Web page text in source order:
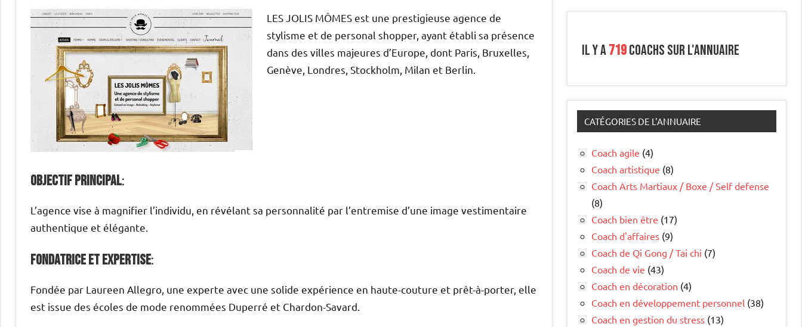
LES JOLIS MÔMES est une prestigieuse agence de
stylisme et de personal shopper, ayant établi sa présence
dans des villes majeures d’Europe, dont Paris, Bruxelles,
Genève, Londres, Stockholm, Milan et Berlin.
Objectif principal:
L’agence vise à magnifier l’individu, en révélant sa personnalité par l’entremise d’une image vestimentaire
authentique et élégante.
Fondatrice et expertise:
Fondée par Laureen Allegro, une experte avec une solide expérience en haute-couture et prêt-à-porter, elle
est issue des écoles de mode renommées Duperré et Chardon-Savard.
Il y a719coachs sur l'annuaire
CATÉGORIES DE L'ANNUAIRE
Coach agile (4)
Coach artistique (8)
Coach Arts Martiaux / Boxe / Self defense
(8)
Coach bien être (17)
Coach d'affaires (9)
Coach de Qi Gong / Tai chi (7)
Coach de vie (43)
Coach en décoration (4)
Coach en développement personnel (38)
Coach en gestion du stress (13)